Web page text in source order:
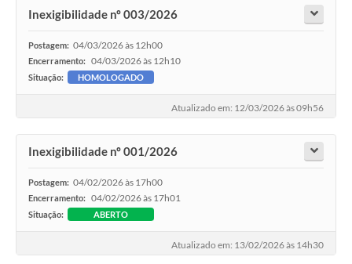
Inexigibilidade nº 003/2026
Postagem: 04/03/2026 às 12h00
Encerramento: 04/03/2026 às 12h10
Situação: HOMOLOGADO
Atualizado em: 12/03/2026 às 09h56
Inexigibilidade nº 001/2026
Postagem: 04/02/2026 às 17h00
Encerramento: 04/02/2026 às 17h01
Situação: ABERTO
Atualizado em: 13/02/2026 às 14h30